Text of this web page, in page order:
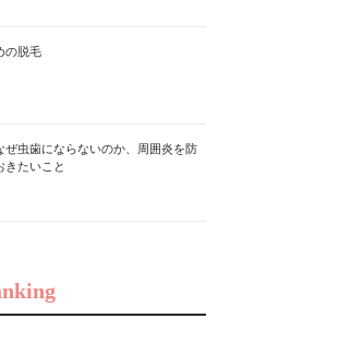
の脱毛
ぜ虫歯にならないのか、周囲炎を防
きたいこと